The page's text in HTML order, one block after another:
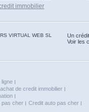
immobilier
VIRTUAL WEB SL
Un
Voir les
ligne
de credit immobilier
pas cher
Credit auto pas cher